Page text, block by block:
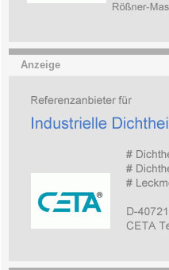
Anzeige